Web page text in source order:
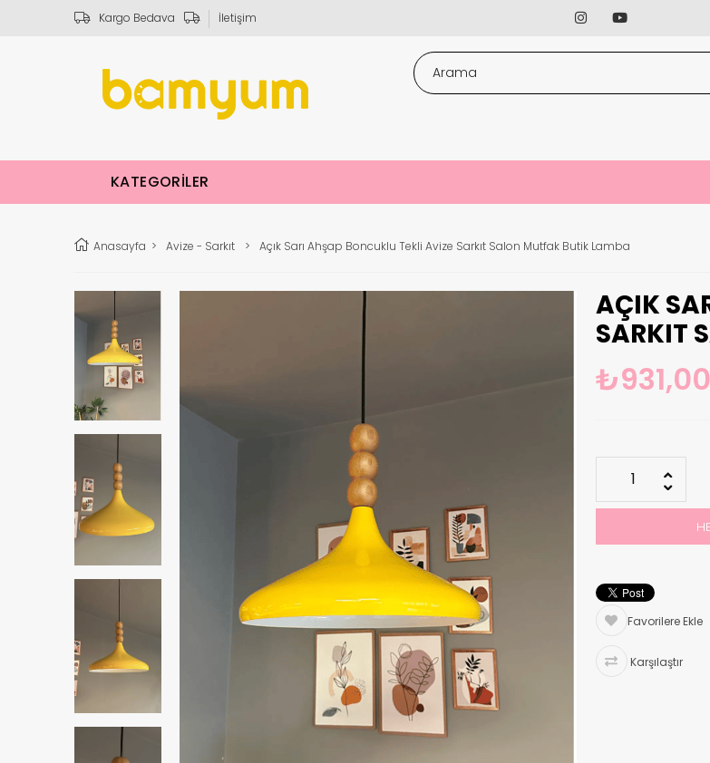
Kargo Bedava İletişim
KATEGORİLER
Anasayfa > Avize - Sarkıt > Açık Sarı Ahşap Boncuklu Tekli Avize Sarkıt Salon Mutfak Butik Lamba
AÇIK
SARKIT
₺931,00
Favorilere Ekle
Karşılaştır